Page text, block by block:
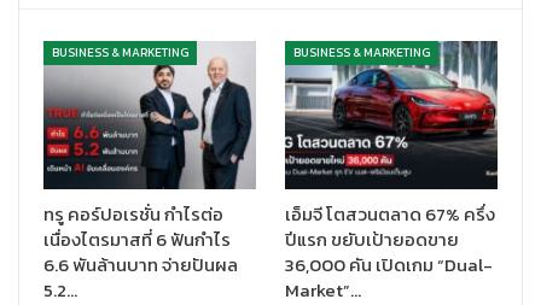
“นอกเหนือจากมาตรการที่ร้านปฏิบัติอย่างเข้มงวด ไม่ว่าจะเป็นการให้
พนักงาน และผู้มาใช้บริการต้องสวมหน้ากากอนามัยตลอดเวลาขณะอยู่
BUSINESS & MARKETING
ทรู คอร์ปอเรชั่น กำไรต่อ
เนื่องไตรมาสที่ 6 ฟันกำไร
6.6 พันล้านบาท จ่ายปันผล
5.2…
BUSINESS & MARKETING
เอ็มจี โตสวนตลาด 67% ครึ่ง
ปีแรก ขยับเป้ายอดขาย
36,000 คัน เปิดเกม “Dual-
Market”…